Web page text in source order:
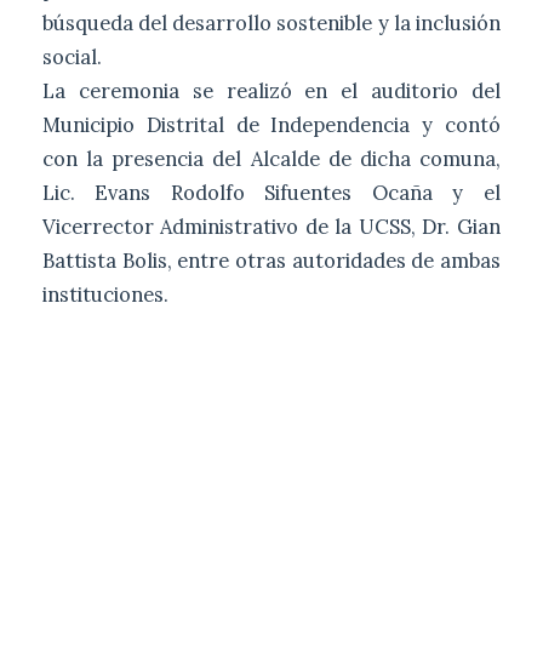
búsqueda del desarrollo sostenible y la inclusión
social.
La ceremonia se realizó en el auditorio del
Municipio Distrital de Independencia y contó
con la presencia del Alcalde de dicha comuna,
Lic. Evans Rodolfo Sifuentes Ocaña y el
Vicerrector Administrativo de la UCSS, Dr. Gian
Battista Bolis, entre otras autoridades de ambas
instituciones.